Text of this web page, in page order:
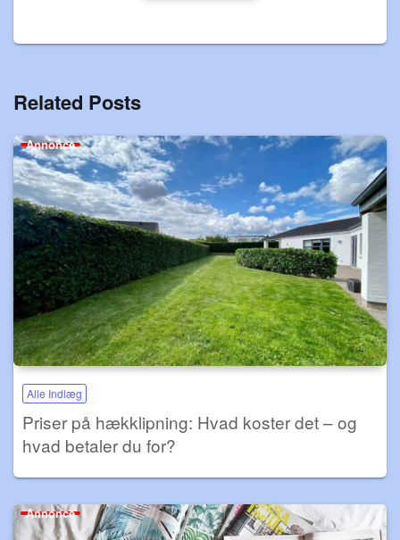
Related Posts
Annonce
Alle Indlæg
Priser på hækklipning: Hvad koster det – og
hvad betaler du for?
Annonce